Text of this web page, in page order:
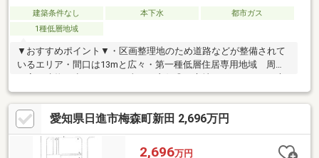
建築条件なし 本下水
都市ガス
1種低層地域
▼おすすめポイント▼・区画整理地のため道路などが整備されて
いるエリア・間口は13mと広々・第一種低層住居専用地域 周辺
営くるりんばす「新田」まで徒歩10分・徒歩圏内に公園やテニス
コートあり！・買い物施設もすぐ近く！・静かで落ち着いた環境
です
愛知県日進市梅森町新田 2,696万円
2,696万円